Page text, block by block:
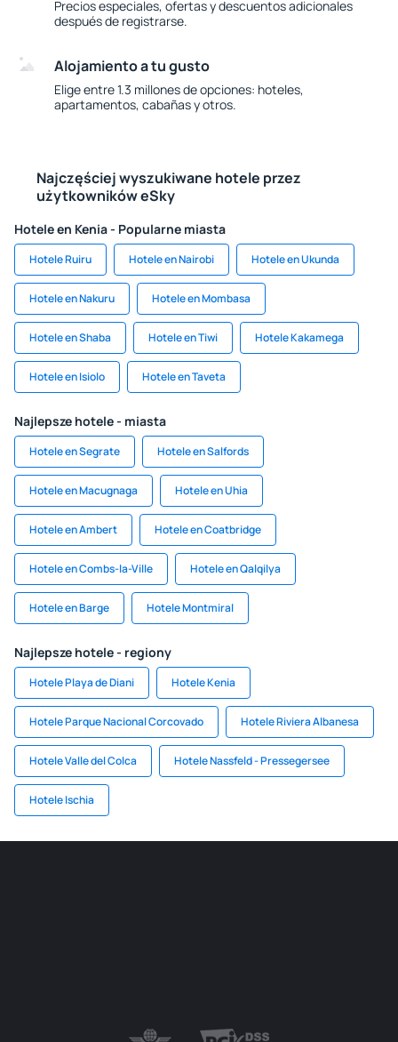
Precios especiales, ofertas y descuentos adicionales
después de registrarse.
Alojamiento a tu gusto
Elige entre 1.3 millones de opciones: hoteles,
apartamentos, cabañas y otros.
Najczęściej wyszukiwane hotele przez
użytkowników eSky
Hotele en Kenia - Popularne miasta
Hotele Ruiru Hotele en Nairobi Hotele en Ukunda
Hotele en Nakuru Hotele en Mombasa
Hotele en Shaba Hotele en Tiwi Hotele Kakamega
Hotele en Isiolo Hotele en Taveta
Najlepsze hotele - miasta
Hotele en Segrate Hotele en Salfords
Hotele en Macugnaga Hotele en Uhia
Hotele en Ambert Hotele en Coatbridge
Hotele en Combs-la-Ville Hotele en Qalqilya
Hotele en Barge Hotele Montmiral
Najlepsze hotele - regiony
Hotele Playa de Diani Hotele Kenia
Hotele Parque Nacional Corcovado Hotele Riviera Albanesa
Hotele Valle del Colca Hotele Nassfeld - Pressegersee
Hotele Ischia